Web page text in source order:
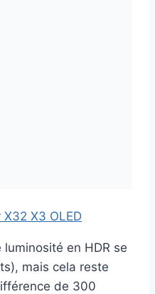
en HDR se
mais cela reste
de 300